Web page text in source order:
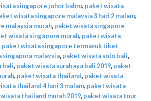
singapore johor bahru, paket wisata
wisata singapore malaysia 3 hari 2 malam,
malaysia murah, paket wisata singapore
wisata singapore murah, paket wisata
paket wisata singapore termasuk tiket
malaysia, paket wisata solo bali,
bali, paket wisata surabaya bali 2019, paket
, paket wisata thailand, paket wisata
thailand 4 hari 3 malam, paket wisata
thailand murah 2019, paket wisata tour